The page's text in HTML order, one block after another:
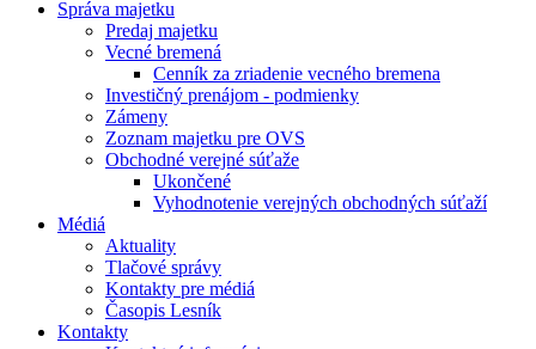
Správa majetku
Predaj majetku
Vecné bremená
Cenník za zriadenie vecného bremena
Investičný prenájom - podmienky
Zámeny
Zoznam majetku pre OVS
Obchodné verejné súťaže
Ukončené
Vyhodnotenie verejných obchodných súťaží
Médiá
Aktuality
Tlačové správy
Kontakty pre médiá
Časopis Lesník
Kontakty